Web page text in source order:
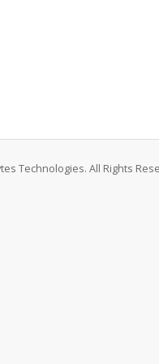
Technologies. All Rights